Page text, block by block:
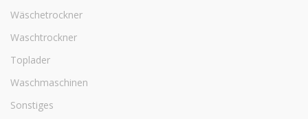
Wäschetrockner
Waschtrockner
Toplader
Waschmaschinen
Sonstiges